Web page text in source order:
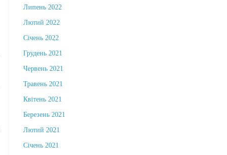
Липень 2022
Лютий 2022
Січень 2022
Грудень 2021
Червень 2021
Травень 2021
Квітень 2021
Березень 2021
Лютий 2021
Січень 2021